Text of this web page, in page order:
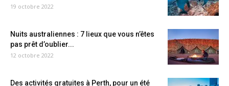
19 octobre 2022
Nuits australiennes : 7 lieux que vous n’êtes
pas prêt d’oublier...
12 octobre 2022
Des activités gratuites à Perth, pour un été